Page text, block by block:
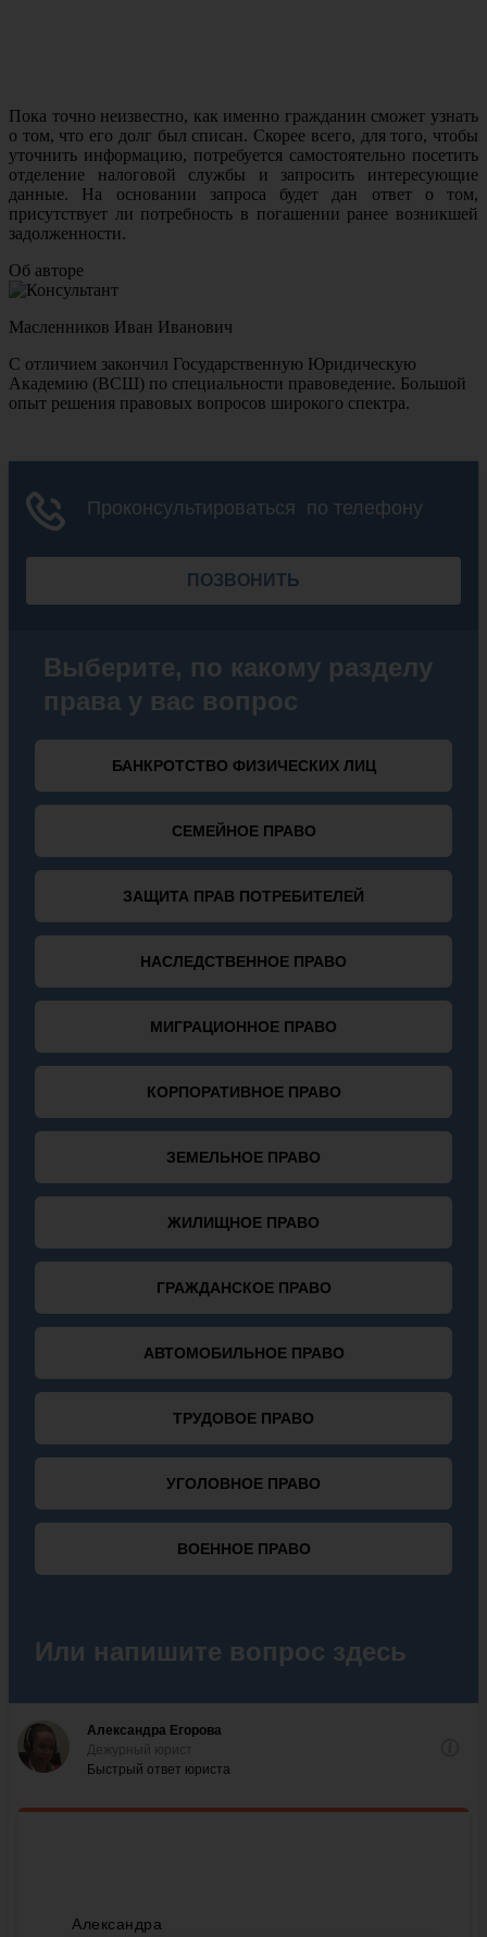
Пока точно неизвестно, как именно гражданин сможет узнать
о том, что его долг был списан. Скорее всего, для того, чтобы
уточнить информацию, потребуется самостоятельно посетить
отделение налоговой службы и запросить интересующие
данные. На основании запроса будет дан ответ о том,
присутствует ли потребность в погашении ранее возникшей
задолженности.
Об авторе
Масленников Иван Иванович
С отличием закончил Государственную Юридическую
Академию (ВСШ) по специальности правоведение. Большой
опыт решения правовых вопросов широкого спектра.